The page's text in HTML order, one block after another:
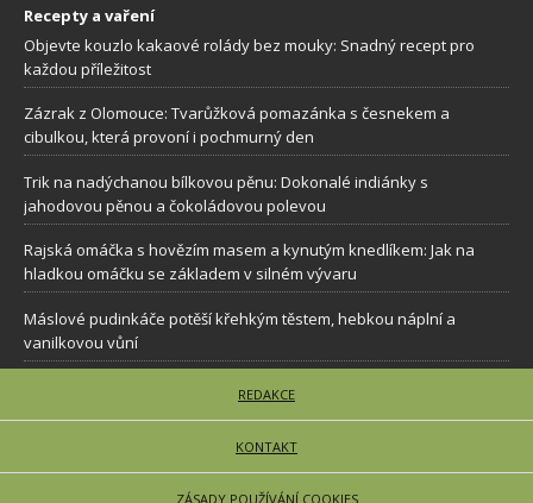
Recepty a vaření
Objevte kouzlo kakaové rolády bez mouky: Snadný recept pro
každou příležitost
Zázrak z Olomouce: Tvarůžková pomazánka s česnekem a
cibulkou, která provoní i pochmurný den
Trik na nadýchanou bílkovou pěnu: Dokonalé indiánky s
jahodovou pěnou a čokoládovou polevou
Rajská omáčka s hovězím masem a kynutým knedlíkem: Jak na
hladkou omáčku se základem v silném vývaru
Máslové pudinkáče potěší křehkým těstem, hebkou náplní a
vanilkovou vůní
REDAKCE
KONTAKT
ZÁSADY POUŽÍVÁNÍ COOKIES